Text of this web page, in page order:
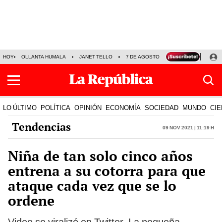
HOY OLLANTA HUMALA JANET TELLO 7 DE AGOSTO TINKA RESULTADOS
LO ÚLTIMO POLÍTICA OPINIÓN ECONOMÍA SOCIEDAD MUNDO
Tendencias 09 Nov 2021 | 11:19 h
Niña de tan solo cinco años
entrena a su cotorra para que
ataque cada vez que se lo
ordene